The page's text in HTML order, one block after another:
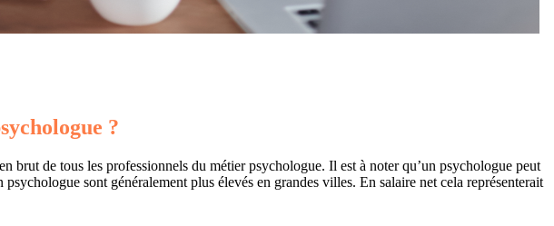
?
brut de tous les professionnels du métier psychologue. Il est à noter qu’un psychologue peut
sont généralement plus élevés en grandes villes. En salaire net cela représenterait